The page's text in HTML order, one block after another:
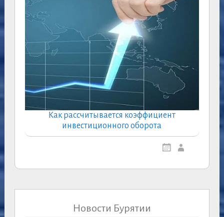
Как рассчитывается коэффициент
инвестиционного оборота
Новости Бурятии